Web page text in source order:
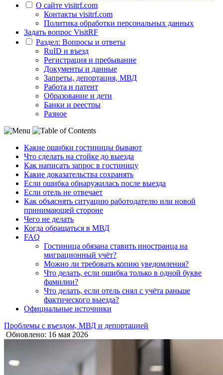
О сайте visitrf.com
Контакты visitrf.com
Политика обработки персональных данных
Задать вопрос VisitRF
Раздел: Вопросы и ответы
RuID и въезд
Регистрация и пребывание
Документы и данные
Запреты, депортация, МВД
Работа и патент
Образование и дети
Банки и реестры
Разное
Какие ошибки гостиницы бывают
Что сделать на стойке до выезда
Как написать запрос в гостиницу
Какие доказательства сохранять
Если ошибка обнаружилась после выезда
Если отель не отвечает
Как объяснять ситуацию работодателю или новой
принимающей стороне
Чего не делать
Когда обращаться в МВД
FAQ
Гостиница обязана ставить иностранца на
миграционный учёт?
Можно ли требовать копию уведомления?
Что делать, если ошибка только в одной букве
фамилии?
Что делать, если отель снял с учёта раньше
фактического выезда?
Официальные источники
Проблемы с въездом, МВД и депортацией
Обновлено: 16 мая 2026